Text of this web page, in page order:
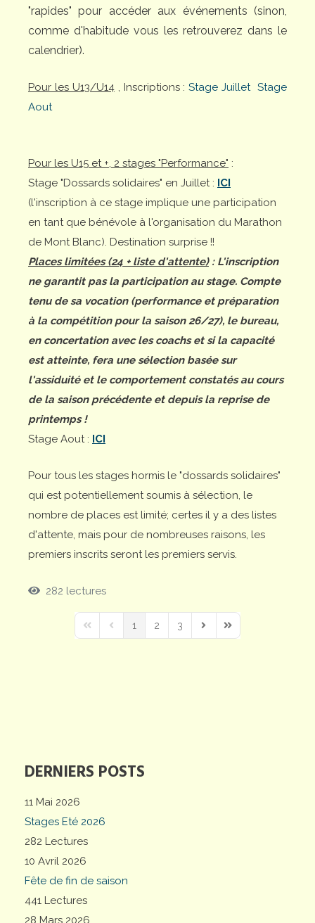
DERNIERS POSTS
11 Mai 2026
Stages Eté 2026
282 Lectures
10 Avril 2026
Fête de fin de saison
441 Lectures
28 Mars 2026
"rapides" pour accéder aux événements (sinon,
comme d'habitude vous les retrouverez dans le
calendrier).
Pour les U13/U14, Inscriptions :Stage Juillet Stage
Aout
Pour les U15 et +, 2 stages "Performance" :
Stage "Dossards solidaires" en Juillet : ICI
(l'inscription à ce stage implique une participation
en tant que bénévole à l'organisation du Marathon
de Mont Blanc). Destination surprise !!
Places limitées (24 + liste d'attente): L'inscription
ne garantit pas la participation au stage. Compte
tenu de sa vocation (performance et préparation
à la compétition pour la saison 26/27), le bureau,
en concertation avec les coachs et si la capacité
est atteinte, fera une sélection basée sur
l'assiduité et le comportement constatés au cours
de la saison précédente et depuis la reprise de
printemps !
Stage Aout : ICI
Pour tous les stages hormis le "dossards solidaires"
qui est potentiellement soumis à sélection, le
nombre de places est limité; certes il y a des listes
d'attente, mais pour de nombreuses raisons, les
premiers inscrits seront les premiers servis.
282 lectures
First PagePrevious Page
1 2 3
Next PageLast Page